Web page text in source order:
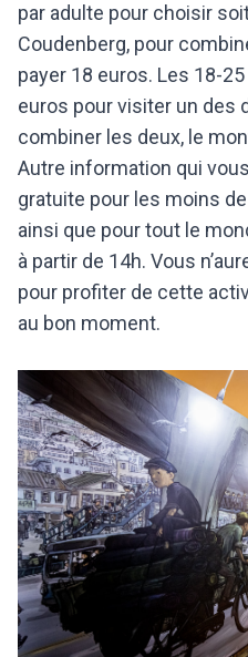
par adulte pour choisir
Coudenberg, pour
payer 18 euros. Les 18-
euros pour visiter un des
combiner les deux, le
Autre information qui
gratuite pour les moins
ainsi que pour tout le
à partir de 14h. Vous
pour profiter de cette
au bon moment.